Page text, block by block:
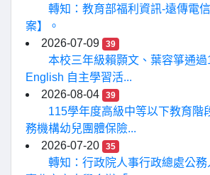
轉知：教育部福利資訊-遠傳電
案】。
2026-07-09
39
本校三年級賴顥文、葉容箏通過
English 自主學習活...
2026-08-04
39
115學年度高級中等以下教育階
務機構幼兒團體保險...
2026-07-20
35
轉知：行政院人事行政總處公